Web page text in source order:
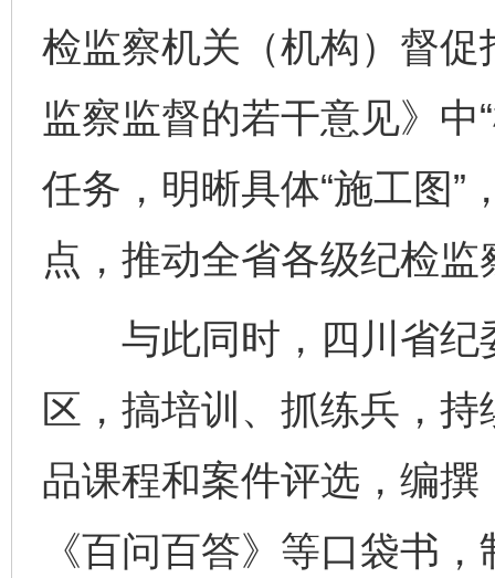
检监察机关（机构）督
监察监督的若干意见》中“
任务，明晰具体“施工图”
点，推动全省各级纪检
与此同时，四川省纪
区，搞培训、抓练兵，持
品课程和案件评选，编
《百问百答》等口袋书